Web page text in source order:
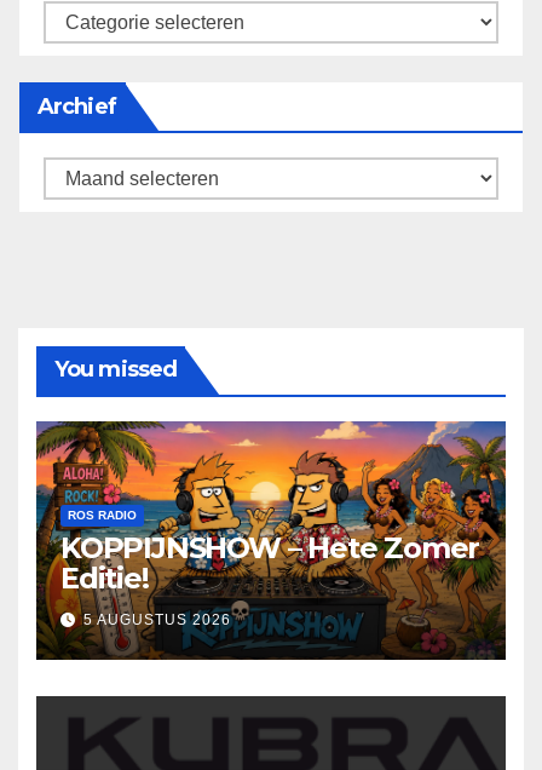
categorieën
Archief
Archief
You missed
ROS RADIO
KOPPIJNSHOW – Hete Zomer
Editie!
5 AUGUSTUS 2026